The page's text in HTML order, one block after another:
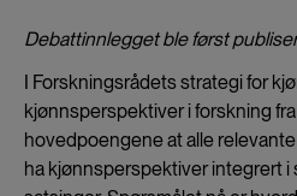
Debattinnlegget ble først
I Forskningsrådets strategi for
kjønnsperspektiver i forskning
hovedpoengene at alle
ha kjønnsperspektiver integrert i